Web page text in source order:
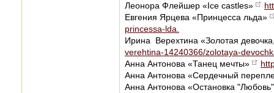
Леонора Флейшер «Ice castles»
Евгения Ярцева «Принцесса льда»
princessa-lda.
Ирина Верехтина «Золотая
verehtina-14240366/zolotaya-
Анна Антонова «Танец мечты»
Анна Антонова «Сердечный
Анна Антонова «Остановка